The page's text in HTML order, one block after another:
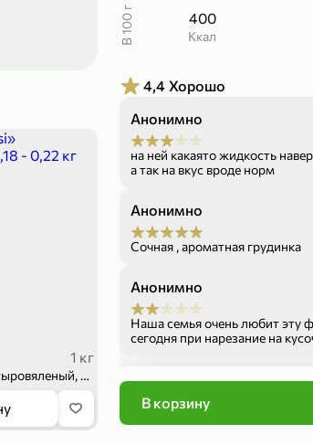
1 кг
Балык «Di Salsi» сыровяленый, 0,18 - 0,22 кг
В 100 г 400
ккал
4,4 Хорошо
Анонимно
на ней какаято жидкость
а так на вкус вроде норм
Анонимно
Сочная , ароматная грудинка
Анонимно
Наша семья очень любит эту
сегодня при нарезание на
праздничный стол брала,а то
технологию производства
изготовления.
Состав
В корзину
300 г
«Good fruit» резаное, 300 г
В корзину В
₽
₽
59,99